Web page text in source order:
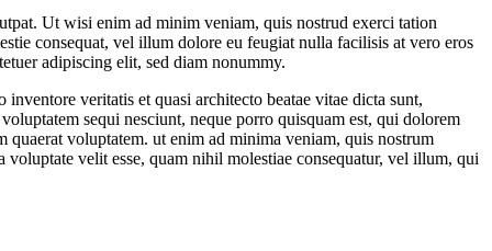
Ut wisi enim ad minim veniam, quis nostrud exerci tation
consequat, vel illum dolore eu feugiat nulla facilisis at vero eros
adipiscing elit, sed diam nonummy.
veritatis et quasi architecto beatae vitae dicta sunt,
sequi nesciunt, neque porro quisquam est, qui dolorem
voluptatem. ut enim ad minima veniam, quis nostrum
velit esse, quam nihil molestiae consequatur, vel illum, qui